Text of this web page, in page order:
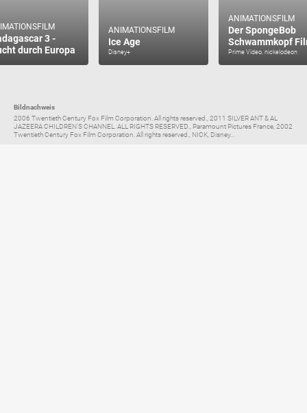
3 -
durch Europa
ANIMATIONSFILM
Ice Age
Disney+
ANIMATIONSFILM
Der SpongeBob
Schwammkopf
Prime Video, nickelodeon
Bildnachweis
2006 Twentieth Century Fox Film Corporation. All rights reserved., 2011 SILVER ANT & AL
JAZEERA CHILDREN'S CHANNEL. ALL RIGHTS RESERVED., Paramount Pictures France, 2002
Twentieth Century Fox Film Corporation. All rights reserved., NICK, Disney...